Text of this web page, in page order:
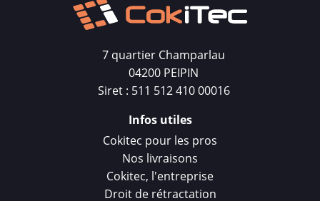
7 quartier Champarlau
04200 PEIPIN
Siret : 511 512 410 00016
Infos utiles
Cokitec pour les pros
Nos livraisons
Cokitec, l'entreprise
Droit de rétractation